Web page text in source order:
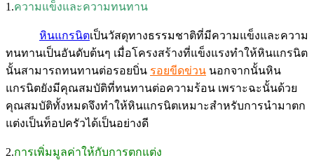
1.ความแข็งและความทนทาน
หินแกรนิตเป็นวัสดุทางธรรมชาติที่มีความแข็งและความ
ทนทานเป็นอันดับต้นๆ เมื่อโครงสร้างที่แข็งแรงทำให้หินแกรนิต
นั้นสามารถทนทานต่อรอยบิ่น รอยขีดข่วน นอกจากนั้นหิน
แกรนิตยังมีคุณสมบัติที่ทนทานต่อความร้อน เพราะฉะนั้นด้วย
คุณสมบัติทั้งหมดจึงทำให้หินแกรนิตเหมาะสำหรับการนำมาตก
แต่งเป็นท็อปครัวได้เป็นอย่างดี
2.การเพิ่มมูลค่าให้กับการตกแต่ง